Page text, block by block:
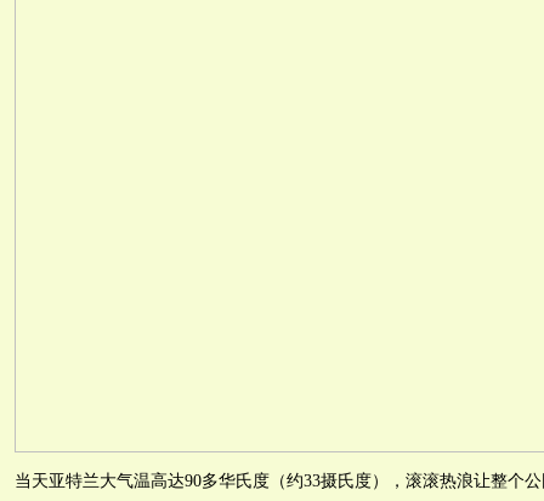
当天亚特兰大气温高达90多华氏度（约33摄氏度），滚滚热浪让整个